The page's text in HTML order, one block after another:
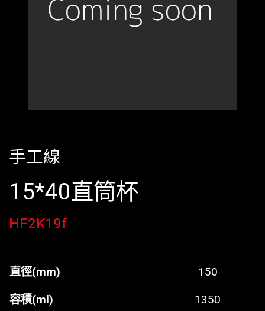
手工線
15*40直筒杯
HF2K19f
直徑(mm) 150
容積(ml) 1350